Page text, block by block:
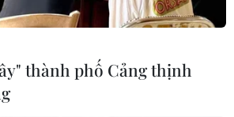
cầu tạm trên sông
ở xã Mỹ Lý bị
thành phố Cảng thịnh